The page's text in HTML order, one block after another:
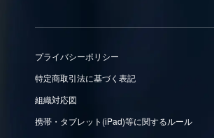
プライバシーポリシー
特定商取引法に基づく表記
組織対応図
携帯・タブレット(iPad)等に関するルール